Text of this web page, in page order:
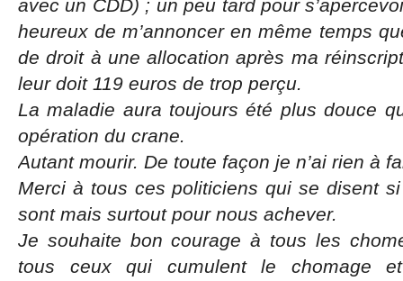
avec un CDD) ; un peu tard pour
heureux de m’annoncer en même temps
de droit à une allocation après ma
leur doit 119 euros de trop perçu.
La maladie aura toujours été plus douce
opération du crane.
Autant mourir. De toute façon je n’ai rien à
Merci à tous ces politiciens qui se disent
sont mais surtout pour nous achever.
Je souhaite bon courage à tous les
tous ceux qui cumulent le chomage